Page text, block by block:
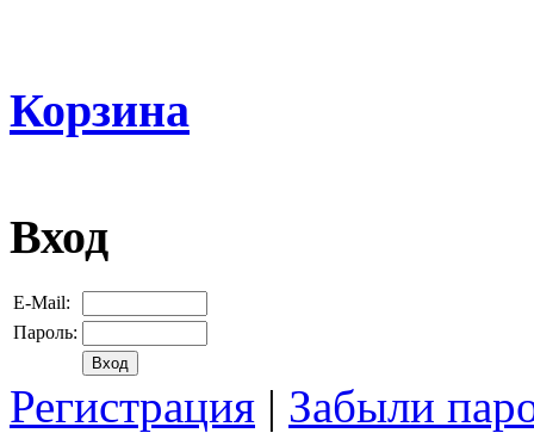
Корзина
Вход
E-Mail:
Пароль:
Регистрация | Забыли